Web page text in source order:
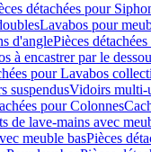
détachées pour
Lavabos pour
d'anglePièces
à encastrer par le
pour Lavabos
suspendusVidoirs multi-
pour Colonnes
de lave-mains avec
meuble basPièces